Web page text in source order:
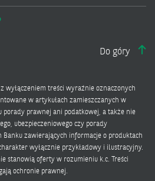
Do góry
wyłączeniem treści wyraźnie oznaczonych
w artykułach zamieszczanych w
porady prawnej ani podatkowej, a także nie
ubezpieczeniowego czy porady
Banku zawierających informacje o produktach
wyłącznie przykładowy i ilustracyjny.
stanowią oferty w rozumieniu k.c. Treści
ochronie prawnej.